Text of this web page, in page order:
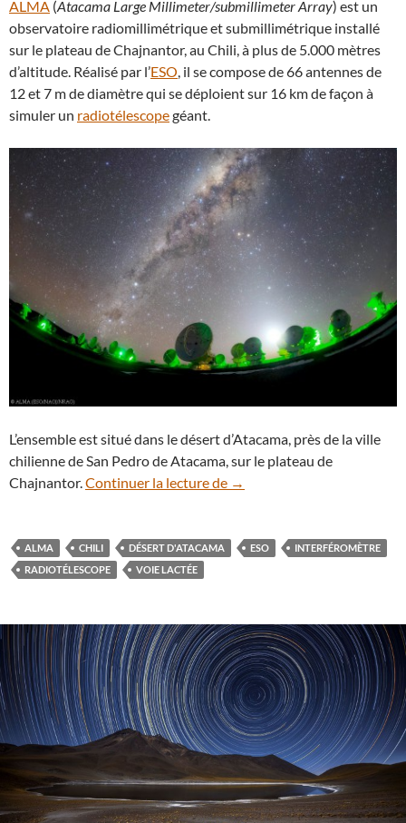
ALMA (Atacama Large Millimeter/submillimeter Array) est un
observatoire radiomillimétrique et submillimétrique installé
sur le plateau de Chajnantor, au Chili, à plus de 5.000 mètres
d’altitude. Réalisé par l’ESO, il se compose de 66 antennes de
12 et 7 m de diamètre qui se déploient sur 16 km de façon à
simuler un radiotélescopegéant.
L’ensemble est situé dans le désert d’Atacama, près de la ville
chilienne de San Pedro de Atacama, sur le plateau de
Chajnantor.Continuer la lecture de Les antennes d’ALMA en
→
ALMA CHILI DÉSERT D'ATACAMA ESO
INTERFÉROMÈTRE
RADIOTÉLESCOPE
VOIE LACTÉE